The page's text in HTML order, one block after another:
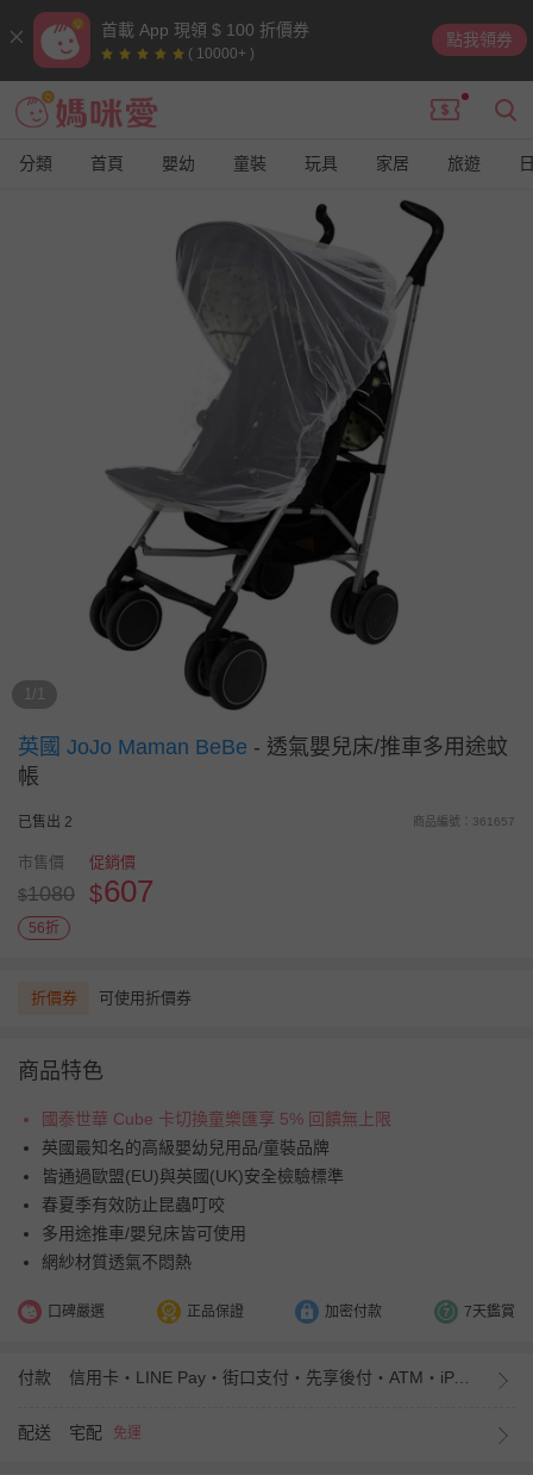
首載 App 現領 $ 100 折價券
( 10000+ )
點我領券
分類 首頁 嬰幼 童裝 玩具 家居 旅遊
1/1
英國 JoJo Maman BeBe - 透氣嬰兒床/推車多用途蚊
帳
已售出 2 商品編號：361657
市售價
$1080
促銷價
$607
56折
折價券 可使用折價券
商品特色
國泰世華 Cube 卡切換童樂匯享 5% 回饋無上限
英國最知名的高級嬰幼兒用品/童裝品牌
皆通過歐盟(EU)與英國(UK)安全檢驗標準
春夏季有效防止昆蟲叮咬
多用途推車/嬰兒床皆可使用
網紗材質透氣不悶熱
口碑嚴選 正品保證 加密付款 7天鑑賞
付款 信用卡・LINE Pay・街口支付・先享後付・ATM・iPASS MONEY
配送 宅配 免運